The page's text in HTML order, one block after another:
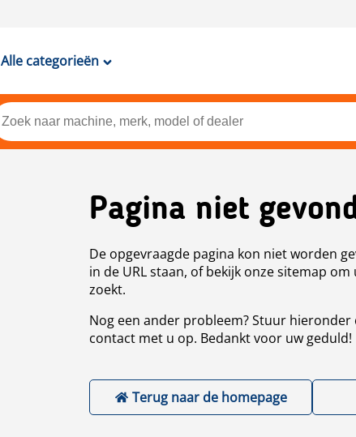
Alle categorieën
Pagina niet
De opgevraagde pagina kon niet worden
in de URL staan, of bekijk onze sitemap
zoekt.
Nog een ander probleem? Stuur hieronder
contact met u op. Bedankt voor uw geduld!
Terug naar de homepage